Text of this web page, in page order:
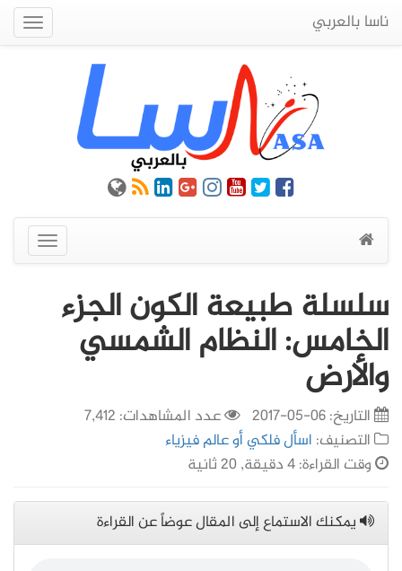
ناسا بالعربي
عرض
القائمة
سلسلة طبيعة الكون الجزء
الخامس: النظام الشمسي
والأرض
التاريخ:06-05-2017
عدد المشاهدات: 7,412
التصنيف: اسأل فلكي أو عالم فيزياء
وقت القراءة: 4 دقيقة, 20 ثانية
يمكنك الاستماع إلى المقال عوضاً عن القراءة